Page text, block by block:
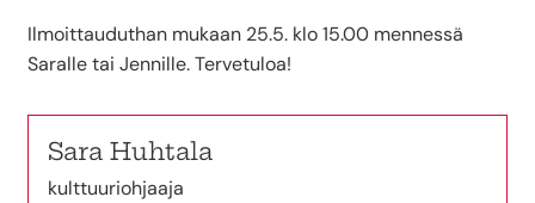
Ilmoittauduthan mukaan 25.5. klo 15.00 mennessä
Saralle tai Jennille. Tervetuloa!
Sara Huhtala
kulttuuriohjaaja